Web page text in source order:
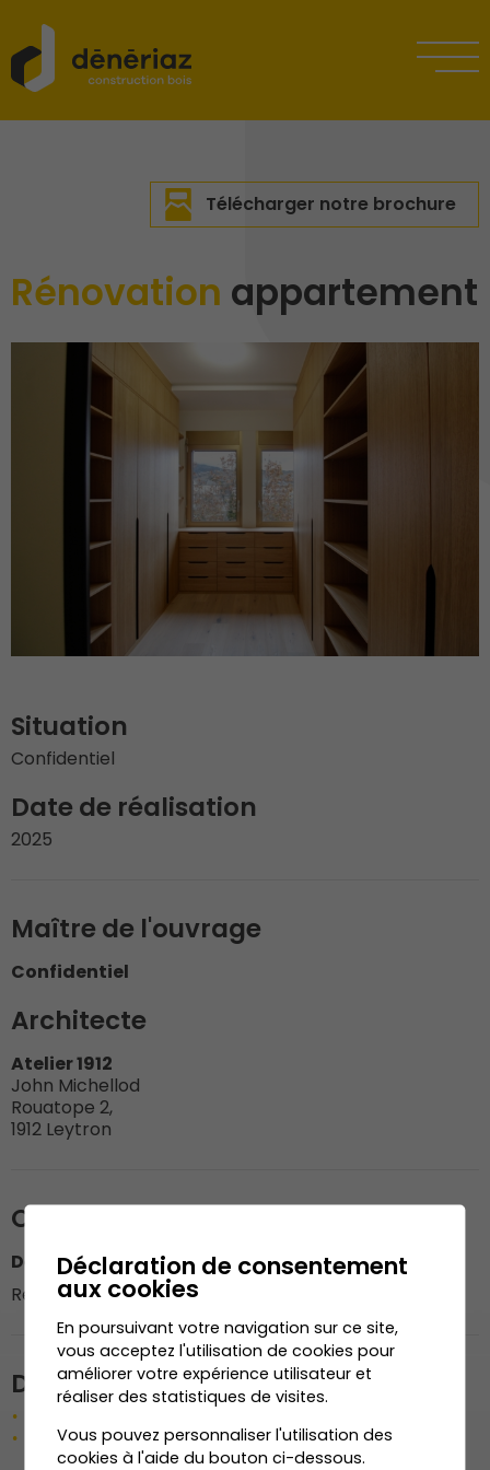
Télécharger notre brochure
Rénovation appartement
Situation
Confidentiel
Date de réalisation
2025
Maître de l'ouvrage
Confidentiel
Architecte
Atelier 1912
John Michellod
Rouatope 2,
1912 Leytron
Organisation du chantier
Dénériaz Construction Bois SA
Responsable du chantier : M. Marco Monteiro
Description de l'ouvrage
Menuiseries extérieures et intérieures
Fenêtre et porte-fenêtre en bois-métal
(coulissante à levage, transport par héliportage)
Déclaration de consentement
aux cookies
En poursuivant votre navigation sur ce site,
vous acceptez l'utilisation de cookies pour
améliorer votre expérience utilisateur et
réaliser des statistiques de visites.
Vous pouvez personnaliser l'utilisation des
cookies à l'aide du bouton ci-dessous.